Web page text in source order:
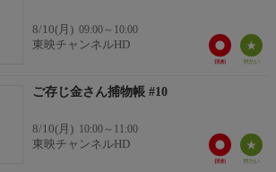
8/10(月) 09:00～10:00
東映チャンネルHD
ご存じ金さん捕物帳 #10
8/10(月) 10:00～11:00
東映チャンネルHD